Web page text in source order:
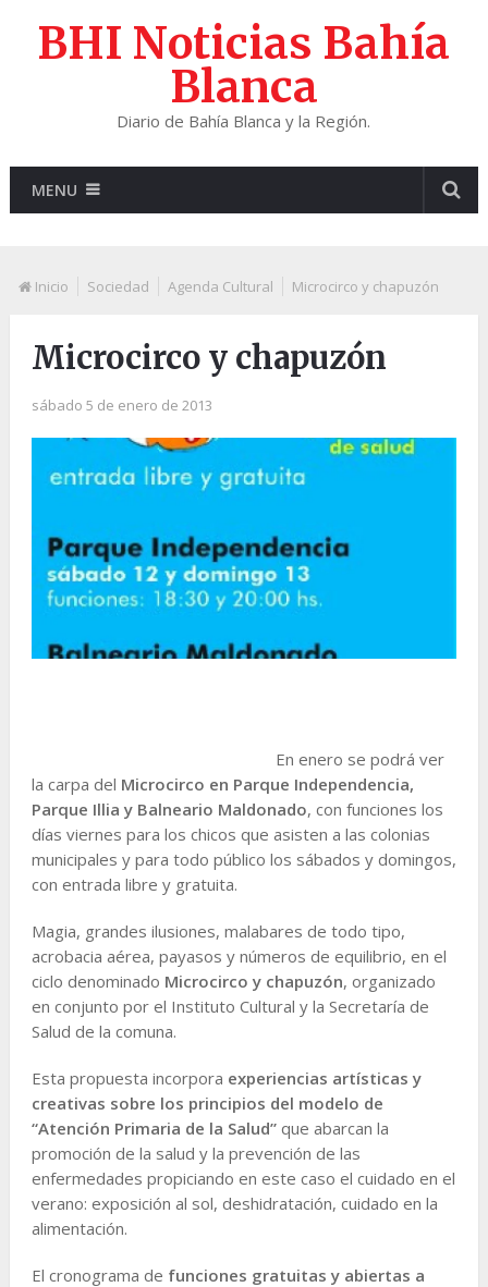
BHI Noticias Bahía
Blanca
Diario de Bahía Blanca y la Región.
MENU
Inicio Sociedad Agenda Cultural Microcirco y chapuzón
Microcirco y chapuzón
sábado 5 de enero de 2013
En enero se podrá ver
la carpa del Microcirco en Parque Independencia,
Parque Illia y Balneario Maldonado, con funciones los
días viernes para los chicos que asisten a las colonias
municipales y para todo público los sábados y domingos,
con entrada libre y gratuita.
Magia, grandes ilusiones, malabares de todo tipo,
acrobacia aérea, payasos y números de equilibrio, en el
ciclo denominado Microcirco y chapuzón, organizado
en conjunto por el Instituto Cultural y la Secretaría de
Salud de la comuna.
Esta propuesta incorpora experiencias artísticas y
creativas sobre los principios del modelo de
“Atención Primaria de la Salud”que abarcan la
promoción de la salud y la prevención de las
enfermedades propiciando en este caso el cuidado en el
verano: exposición al sol, deshidratación, cuidado en la
alimentación.
El cronograma de funciones gratuitas y abiertas a